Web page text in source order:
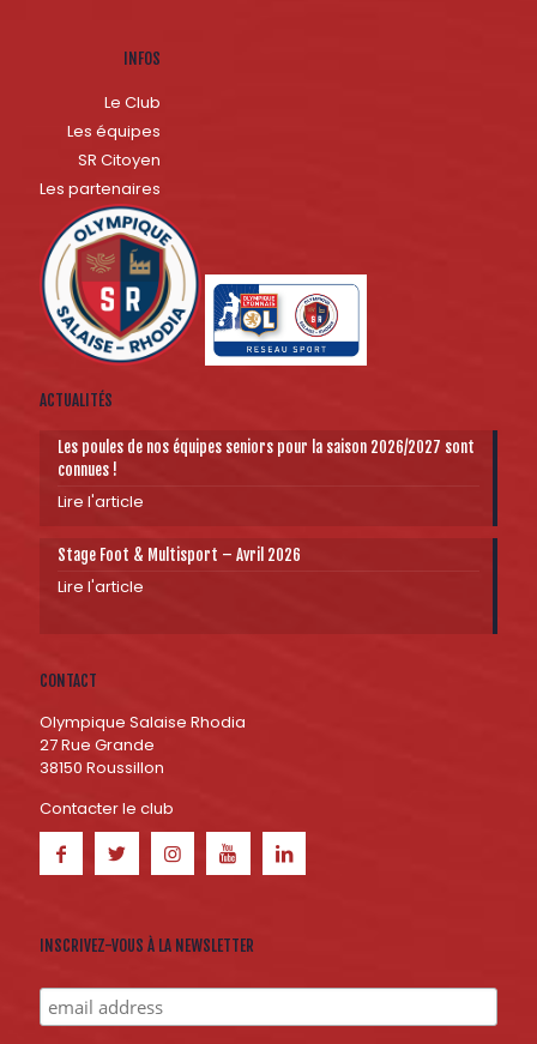
INFOS
Le Club
Les équipes
SR Citoyen
Les partenaires
ACTUALITÉS
Les poules de nos équipes seniors pour la saison 2026/2027 sont
connues !
Lire l'article
Stage Foot & Multisport – Avril 2026
Lire l'article
CONTACT
Olympique Salaise Rhodia
27 Rue Grande
38150 Roussillon
Contacter le club
INSCRIVEZ-VOUS À LA NEWSLETTER